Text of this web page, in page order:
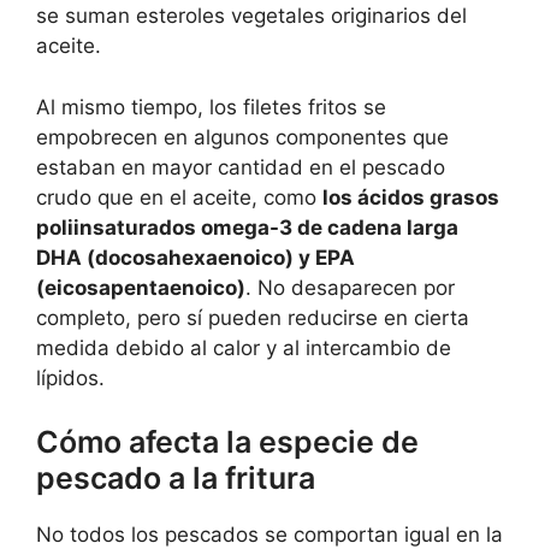
se suman esteroles vegetales originarios del
aceite.
Al mismo tiempo, los filetes fritos se
empobrecen en algunos componentes que
estaban en mayor cantidad en el pescado
crudo que en el aceite, como los ácidos grasos
poliinsaturados omega-3 de cadena larga
DHA (docosahexaenoico) y EPA
(eicosapentaenoico). No desaparecen por
completo, pero sí pueden reducirse en cierta
medida debido al calor y al intercambio de
lípidos.
Cómo afecta la especie de
pescado a la fritura
No todos los pescados se comportan igual en la